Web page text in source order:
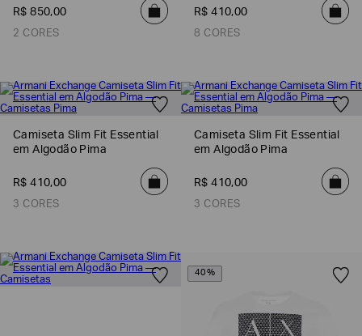
R$ 850,00
2 CORES
R$ 410,00
8 CORES
Camiseta Slim Fit Essential
em Algodão Pima
R$ 410,00
3 CORES
Camiseta Slim Fit Essential
em Algodão Pima
R$ 410,00
3 CORES
40%